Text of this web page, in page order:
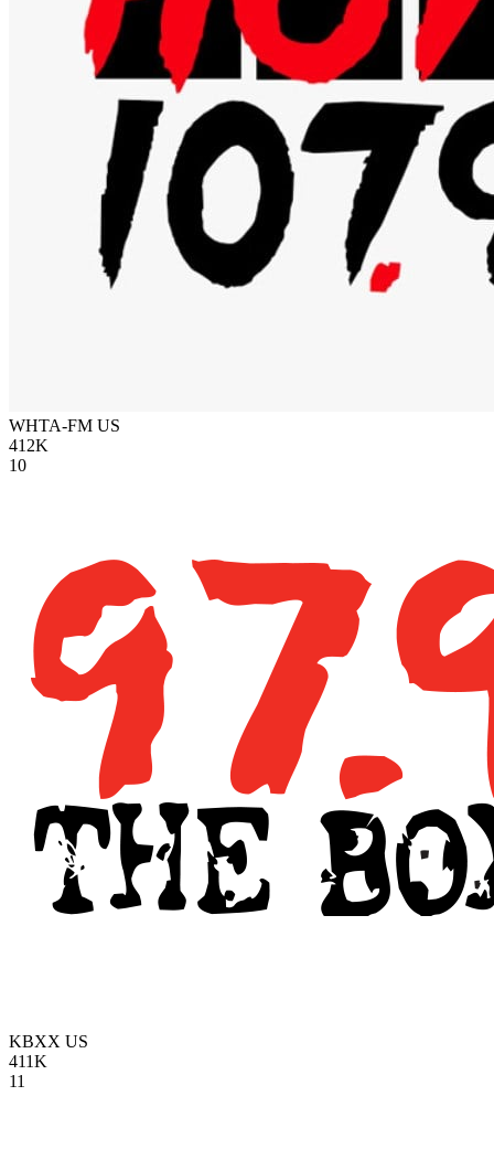
WHTA-FM US
412K
10
KBXX US
411K
11